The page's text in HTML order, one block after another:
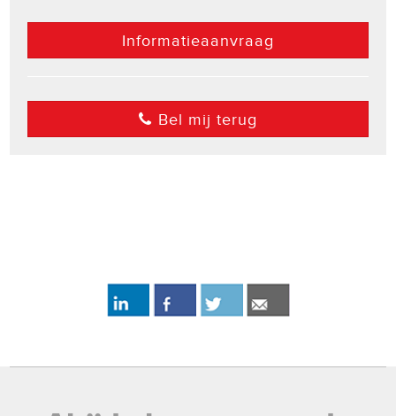
Informatieaanvraag
Bel mij terug